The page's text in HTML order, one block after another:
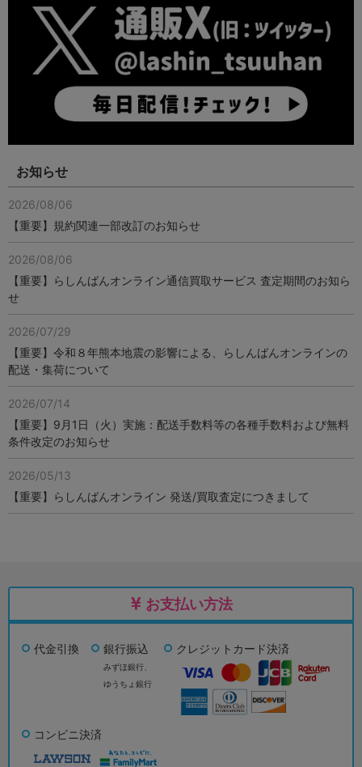
お知らせ
2026/08/06
【重要】規約関連一部改訂のお知らせ
2026/08/06
【重要】らしんばんオンライン通信買取サービス 査定期間のお知ら
せ
2026/07/29
【重要】令和８年熊本地震の影響による、らしんばんオンラインの
配送・集荷について
2026/07/14
【重要】9月1日（火）実施：配送手数料等の各種手数料および無料
条件改定のお知らせ
2026/05/13
【重要】らしんばんオンライン 発送/買取査定につきまして
お支払い方法
代金引換 銀行振込
みずほ銀行、
ゆうちょ銀行
クレジットカード決済
コンビニ決済